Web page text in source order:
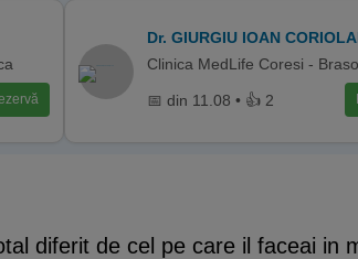
Dr. GIURGIU IOAN
Clinica MedLife Coresi -
📅 din 11.08 • 👍 2
diferit de cel pe care il faceai in